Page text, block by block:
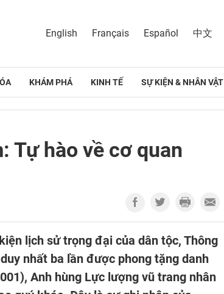
English Français Español 中文
KHÁM PHÁ KINH TẾ SỰ KIỆN & NHÂN VẬT
Tự hào về cơ quan
lịch sử trọng đại của dân tộc, Thông
nhất ba lần được phong tặng danh
Anh hùng Lực lượng vũ trang nhân